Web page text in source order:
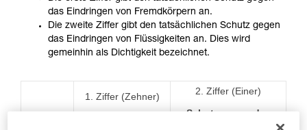
das Eindringen von Fremdkörpern an.
Die zweite Ziffer gibt den tatsächlichen Schutz gegen
das Eindringen von Flüssigkeiten an. Dies wird
gemeinhin als Dichtigkeit bezeichnet.
1. Ziffer (Zehner)
2. Ziffer (Einer)
Schutz gegen das